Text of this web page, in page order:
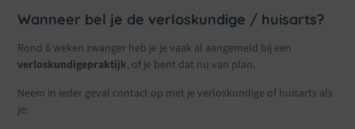
Wanneer bel je de verloskundige / huisarts?
Rond 6 weken zwanger heb je je vaak al aangemeld bij een
verloskundigepraktijk, of je bent dat nu van plan.
Neem in ieder geval contact op met je verloskundige of huisarts als
je: